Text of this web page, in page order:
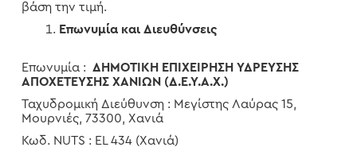
βάση την τιμή.
Επωνυμία και Διευθύνσεις
Επωνυμία : ΔΗΜΟΤΙΚΗ ΕΠΙΧΕΙΡΗΣΗ ΥΔΡΕΥΣΗΣ
ΑΠΟΧΕΤΕΥΣΗΣ ΧΑΝΙΩΝ (Δ.Ε.Υ.Α.Χ.)
Ταχυδρομική Διεύθυνση : Μεγίστης Λαύρας 15,
Μουρνιές, 73300, Χανιά
Κωδ. NUTS : ΕL 434 (Χανιά)